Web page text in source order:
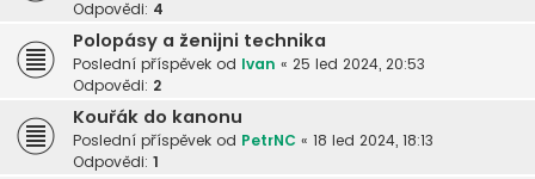
Odpovědi: 4
Polopásy a ženijni technika
Poslední příspěvek od Ivan « 25 led 2024, 20:53
Odpovědi: 2
Kouřák do kanonu
Poslední příspěvek od PetrNC « 18 led 2024, 18:13
Odpovědi: 1